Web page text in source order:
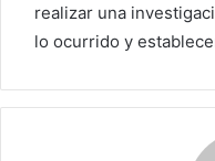
realizar una
lo ocurrido y